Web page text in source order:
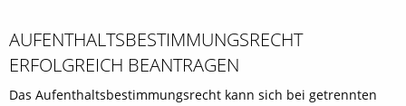
AUFENTHALTSBESTIMMUNGSRECHT
ERFOLGREICH BEANTRAGEN
Das Aufenthaltsbestimmungsrecht kann sich bei getrennten